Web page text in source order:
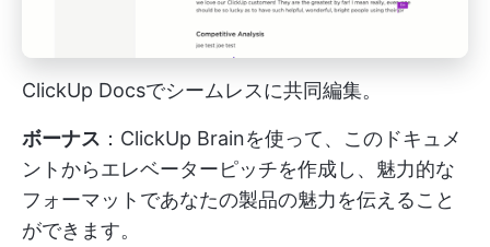
ClickUp Docsでシームレスに共同編集。
ボーナス ：ClickUp Brainを使って、このドキュメ
ントからエレベーターピッチを作成し、魅力的な
フォーマットであなたの製品の魅力を伝えること
ができます。